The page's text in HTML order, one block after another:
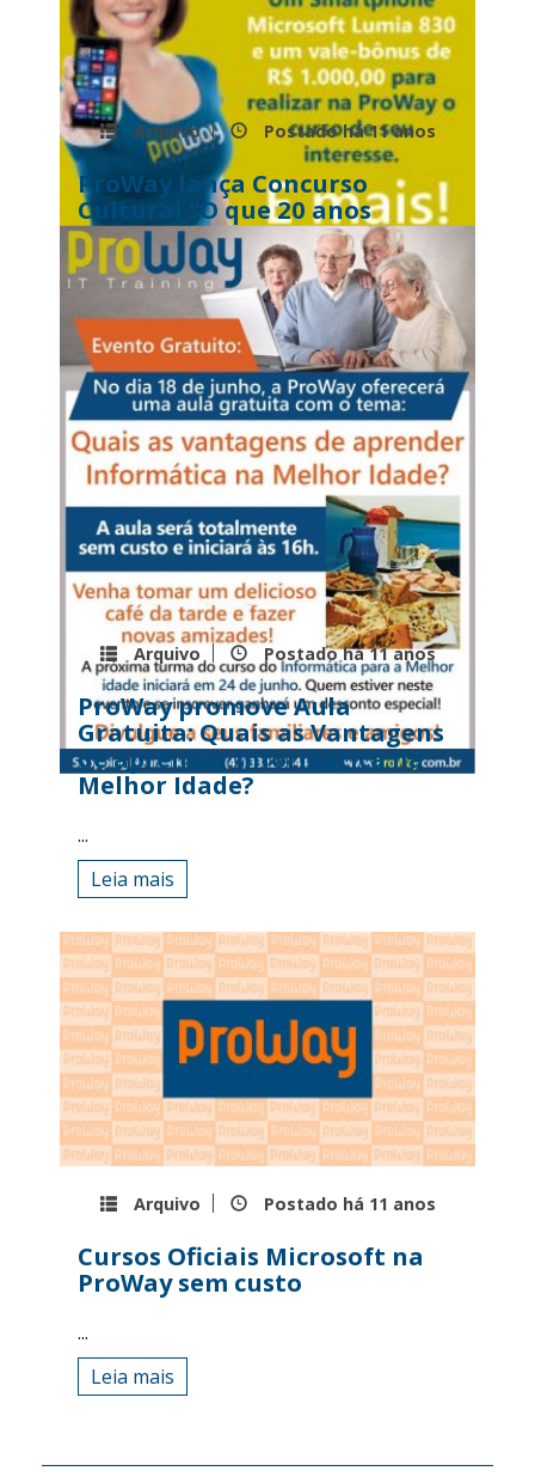
Arquivo Postado há11 anos
ProWay lança Concurso
Cultural “O que 20 anos
significam para você?”
...
Leia mais
Arquivo Postado há11 anos
ProWay promove Aula
Gratuita: Quais as Vantagens
de aprender Informática na
Melhor Idade?
...
Leia mais
Arquivo Postado há 11 anos
Cursos Oficiais Microsoft na
ProWay sem custo
...
Leia mais